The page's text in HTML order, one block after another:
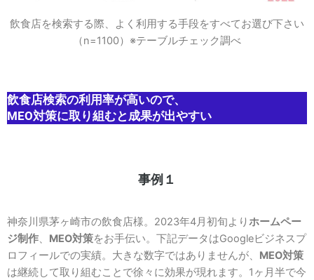
飲食店を検索する際、よく利用する手段をすべてお選び下さい
（n=1100）※テーブルチェック調べ
飲食店検索の利用率が高いので、
MEO対策に取り組むと成果が出やすい
事例１
神奈川県茅ヶ崎市の飲食店様。2023年4月初旬より ホームペー
ジ制作、 MEO対策をお手伝い。下記データはGoogleビジネスプ
ロフィールでの実績。大きな数字ではありませんが、 MEO対策
は継続して取り組むことで徐々に効果が現れます。1ヶ月半で今